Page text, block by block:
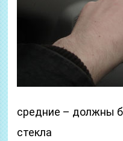
средние – должны
стекла